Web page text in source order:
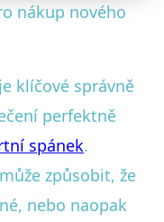
Ideální
Krok za
Černá
nákup nového
klíčové správně
perfektně
spánek.
způsobit, že
nebo naopak